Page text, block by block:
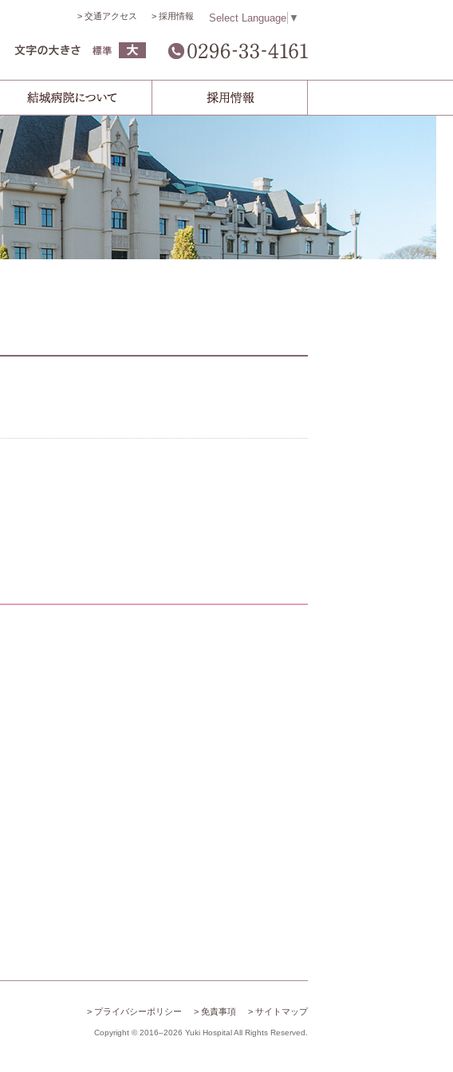
Select Language ▼
交通アクセス 採用情報
サイトマップ
免責事項
プライバシーポリシー
Copyright © 2016–2026 Yuki Hospital All Rights Reserved.